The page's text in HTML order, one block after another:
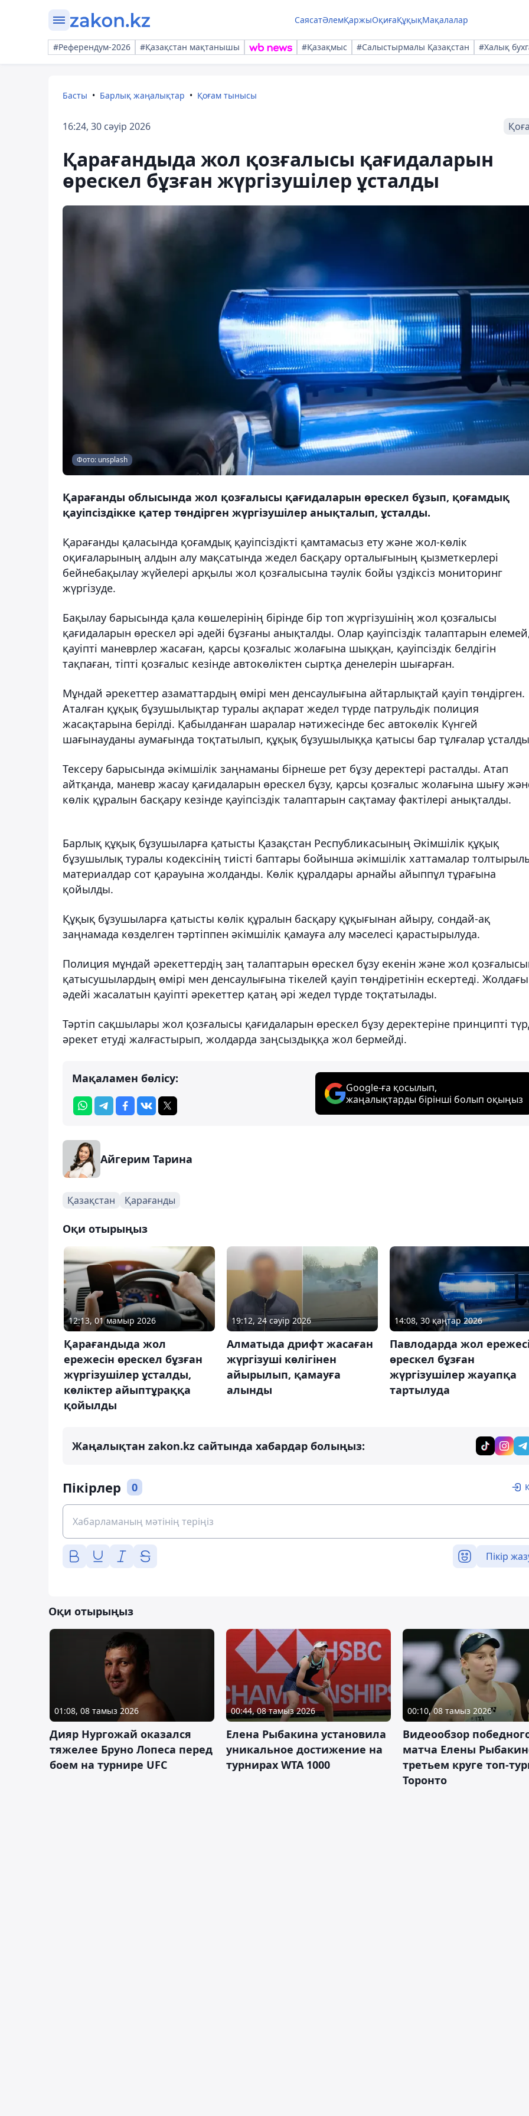
СаясатӘлемҚаржыОқиғаҚұқықМақалалар
#Референдум-2026 #Қазақстан мақтанышы #Қазақмыс #Салыстырмалы Қазақстан #Халық
Басты Барлық жаңалықтар Қоғам тынысы
16:24, 30 сәуір 2026
Қарағандыда жол қозғалысы қағидаларын
өрескел бұзған жүргізушілер ұсталды
Фото: unsplash
Қарағанды облысында жол қозғалысы қағидаларын өрескел бұзып, қоғамдық
қауіпсіздікке қатер төндірген жүргізушілер анықталып, ұсталды.
Қарағанды қаласында қоғамдық қауіпсіздікті қамтамасыз ету және жол-көлік
оқиғаларының алдын алу мақсатында жедел басқару орталығының қызметкерлері
бейнебақылау жүйелері арқылы жол қозғалысына тәулік бойы үздіксіз мониторинг
жүргізуде.
Бақылау барысында қала көшелерінің бірінде бір топ жүргізушінің жол қозғалысы
қағидаларын өрескел әрі әдейі бұзғаны анықталды. Олар қауіпсіздік талаптарын
қауіпті маневрлер жасаған, қарсы қозғалыс жолағына шыққан, қауіпсіздік белдігін
тақпаған, тіпті қозғалыс кезінде автокөліктен сыртқа денелерін шығарған.
Мұндай әрекеттер азаматтардың өмірі мен денсаулығына айтарлықтай қауіп төндірген.
Аталған құқық бұзушылықтар туралы ақпарат жедел түрде патрульдік полиция
жасақтарына берілді. Қабылданған шаралар нәтижесінде бес автокөлік Күнгей
шағынауданы аумағында тоқтатылып, құқық бұзушылыққа қатысы бар тұлғалар
Тексеру барысында әкімшілік заңнаманы бірнеше рет бұзу деректері расталды. Атап
айтқанда, маневр жасау қағидаларын өрескел бұзу, қарсы қозғалыс жолағына шығу
көлік құралын басқару кезінде қауіпсіздік талаптарын сақтамау фактілері анықталды.
Барлық құқық бұзушыларға қатысты Қазақстан Республикасының Әкімшілік құқық
бұзушылық туралы кодексінің тиісті баптары бойынша әкімшілік хаттамалар
материалдар сот қарауына жолданды. Көлік құралдары арнайы айыппұл тұрағына
қойылды.
Құқық бұзушыларға қатысты көлік құралын басқару құқығынан айыру, сондай-ақ
заңнамада көзделген тәртіппен әкімшілік қамауға алу мәселесі қарастырылуда.
Полиция мұндай әрекеттердің заң талаптарын өрескел бұзу екенін және жол
қатысушылардың өмірі мен денсаулығына тікелей қауіп төндіретінін ескертеді. Жолдағы
әдейі жасалатын қауіпті әрекеттер қатаң әрі жедел түрде тоқтатылады.
Тәртіп сақшылары жол қозғалысы қағидаларын өрескел бұзу деректеріне принципті
әрекет етуді жалғастырып, жолдарда заңсыздыққа жол бермейді.
Мақаламен бөлісу:
Google-ға қосылып,
жаңалықтарды бірінші болып оқыңыз
Айгерим Тарина
Қазақстан Қарағанды
Оқи отырыңыз
12:13, 01 мамыр 2026
Қарағандыда жол
ережесін өрескел бұзған
жүргізушілер ұсталды,
көліктер айыптұраққа
қойылды
19:12, 24 сәуір 2026
Алматыда дрифт жасаған
жүргізуші көлігінен
айырылып, қамауға
алынды
14:08, 30 қаңтар 2026
Павлодарда жол
өрескел бұзған
жүргізушілер жауапқа
тартылуда
Жаңалықтан zakon.kz сайтында хабардар болыңыз:
Пікірлер 0
Пікір
Оқи отырыңыз
01:08, 08 тамыз 2026
Дияр Нургожай оказался
тяжелее Бруно Лопеса перед
боем на турнире UFC
00:44, 08 тамыз 2026
Елена Рыбакина установила
уникальное достижение на
турнирах WTA 1000
00:10, 08 тамыз 2026
Видеообзор
матча Елены
третьем круге топ-
Торонто